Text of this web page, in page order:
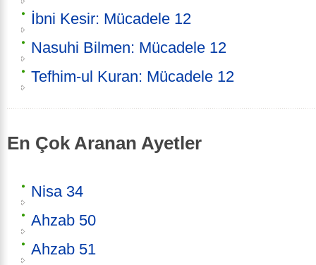
İbni Kesir: Mücadele 12
Nasuhi Bilmen: Mücadele 12
Tefhim-ul Kuran: Mücadele 12
En Çok Aranan Ayetler
Nisa 34
Ahzab 50
Ahzab 51